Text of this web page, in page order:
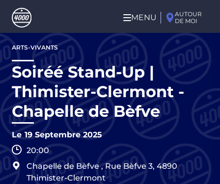
Aller au contenu principal
MENU
AUTOUR
DE MOI
Aller
au
contenu
principal
ARTS-VIVANTS
Soiréé Stand-Up |
Thimister-Clermont -
Chapelle de Bèfve
Le 19 Septembre 2025
20:00
Chapelle de Bèfve,Rue Bèfve 3, 4890
Thimister-Clermont